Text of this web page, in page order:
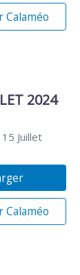
Calaméo
2024
Juillet
Calaméo